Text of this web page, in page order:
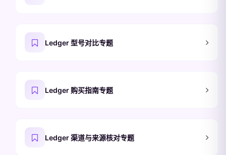
Ledger 型号对比专题
Ledger 购买指南专题
Ledger 渠道与来源核对专题